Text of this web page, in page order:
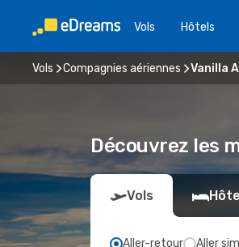
Vols Hôtels
Vols Compagnies aériennes Vanilla
Découvrez les
Vols
Aller-retour Aller